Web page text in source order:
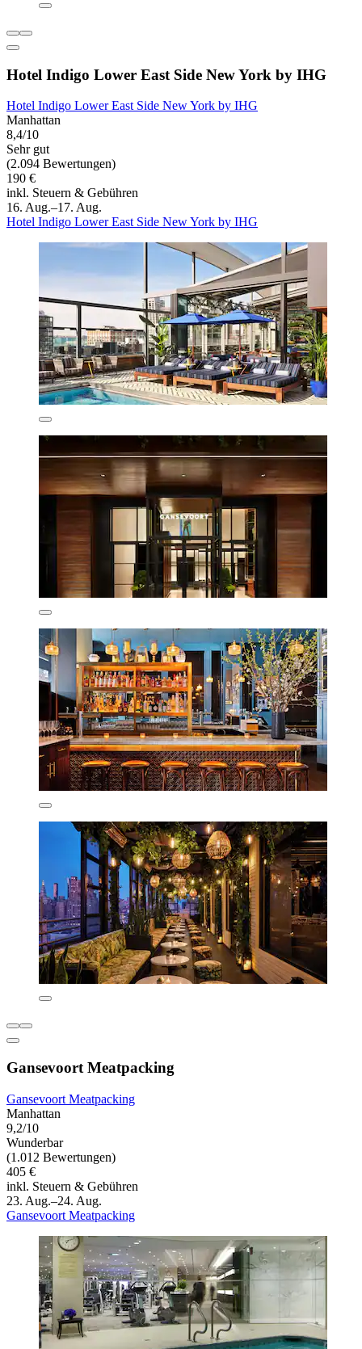
Hotel Indigo Lower East Side New York by IHG
Hotel Indigo Lower East Side New York by IHG
Manhattan
8,4/10
Sehr gut
(2.094 Bewertungen)
190 €
inkl. Steuern & Gebühren
16. Aug.–17. Aug.
Hotel Indigo Lower East Side New York by IHG
Gansevoort Meatpacking
Gansevoort Meatpacking
Manhattan
9,2/10
Wunderbar
(1.012 Bewertungen)
405 €
inkl. Steuern & Gebühren
23. Aug.–24. Aug.
Gansevoort Meatpacking